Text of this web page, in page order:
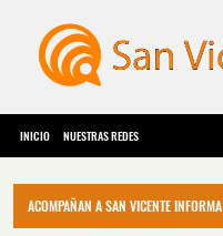
INICIO NUESTRAS REDES
ACOMPAÑAN A SAN VICENTE INFORMA